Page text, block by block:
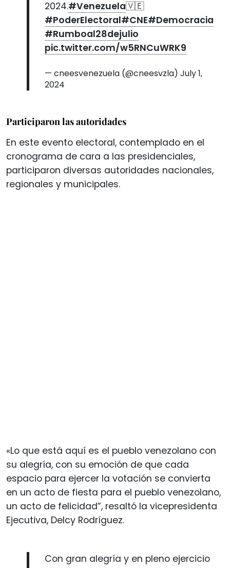
2024.#Venezuela🇻🇪
#PoderElectoral#CNE#Democracia
#Rumboal28dejulio
pic.twitter.com/w5RNCuWRK9
— cneesvenezuela (@cneesvzla) July 1,
2024
Participaron las autoridades
En este evento electoral, contemplado en el
cronograma de cara a las presidenciales,
participaron diversas autoridades nacionales,
regionales y municipales.
«Lo que está aquí es el pueblo venezolano con
su alegría, con su emoción de que cada
espacio para ejercer la votación se convierta
en un acto de fiesta para el pueblo venezolano,
un acto de felicidad”, resaltó la vicepresidenta
Ejecutiva, Delcy Rodríguez.
Con gran alegría y en pleno ejercicio